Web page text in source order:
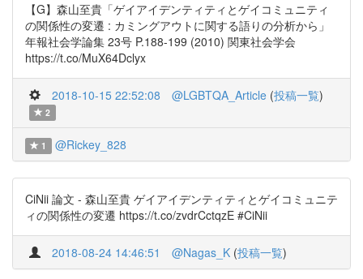
【G】森山至貴「ゲイアイデンティティとゲイコミュニティ
の関係性の変遷 : カミングアウトに関する語りの分析から」
年報社会学論集 23号 P.188-199 (2010) 関東社会学会
https://t.co/MuX64Dclyx
2018-10-15 22:52:08 @LGBTQA_Article (投稿一覧)
2
1 @Rickey_828
CiNii 論文 - 森山至貴 ゲイアイデンティティとゲイコミュニテ
ィの関係性の変遷 https://t.co/zvdrCctqzE #CiNii
2018-08-24 14:46:51 @Nagas_K (投稿一覧)